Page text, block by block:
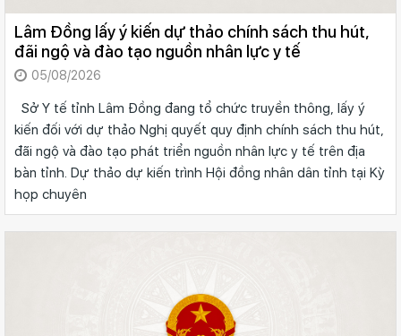
Lâm Đồng lấy ý kiến dự thảo chính sách thu hút,
đãi ngộ và đào tạo nguồn nhân lực y tế
05/08/2026
Sở Y tế tỉnh Lâm Đồng đang tổ chức truyền thông, lấy ý
kiến đối với dự thảo Nghị quyết quy định chính sách thu hút,
đãi ngộ và đào tạo phát triển nguồn nhân lực y tế trên địa
bàn tỉnh. Dự thảo dự kiến trình Hội đồng nhân dân tỉnh tại Kỳ
họp chuyên